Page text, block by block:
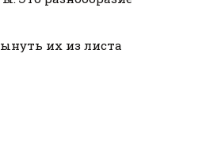
их из листа